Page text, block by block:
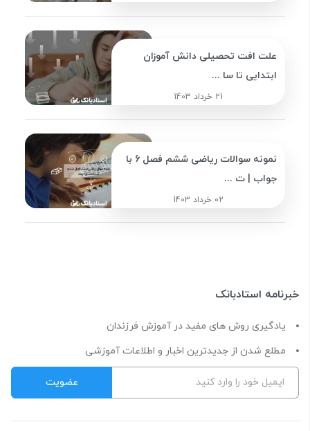
علت افت تحصیلی دانش آموزان
ابتدایی تا سا ...
21 خرداد 1403
نمونه سوالات ریاضی ششم فصل 6 با
جواب | ت ...
02 خرداد 1403
خبرنامه استادبانک
یادگیری روش های مفید در آموزش فرزندان
مطلع شدن از جدیدترین اخبار و اطلاعات آموزشی